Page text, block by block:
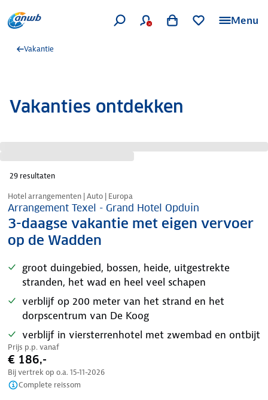
Menu
Vakantie
Vakanties ontdekken
29 resultaten
Nazomer korting
Hotel arrangementen | Auto | Europa
Arrangement Texel - Grand Hotel Opduin
3-daagse vakantie met eigen vervoer
op de Wadden
groot duingebied, bossen, heide, uitgestrekte
stranden, het wad en heel veel schapen
verblijf op 200 meter van het strand en het
dorpscentrum van De Koog
verblijf in viersterrenhotel met zwembad en ontbijt
Prijs p.p. vanaf
€ 186,-
Bij vertrek op o.a. 15-11-2026
Complete reissom
Nazomer korting